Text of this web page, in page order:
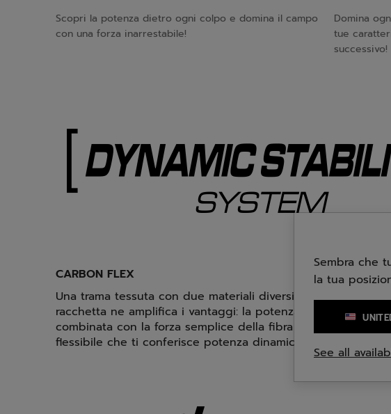
Scopri la potenza dietro ogni colpo e domina il campo
con una forza inarrestabile!
Domina
tue
successivo!
CARBON FLEX
Una trama tessuta con due materiali diversi sulla superficie
racchetta ne amplifica i vantaggi: la potenza esplosiva del
combinata con la forza semplice della fibra di vetro crea una
flessibile che ti conferisce potenza dinamica.
Sembra che
la tua
See all